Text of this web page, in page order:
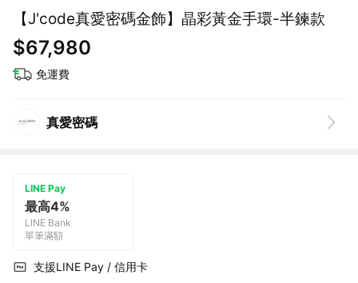
【J'code真愛密碼金飾】晶彩黃金手環-半鍊款
$67,980
免運費
真愛密碼
LINE Pay
最高4%
LINE Bank
單筆滿額
支援LINE Pay / 信用卡